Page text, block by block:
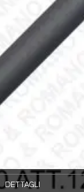
DETTAGLI